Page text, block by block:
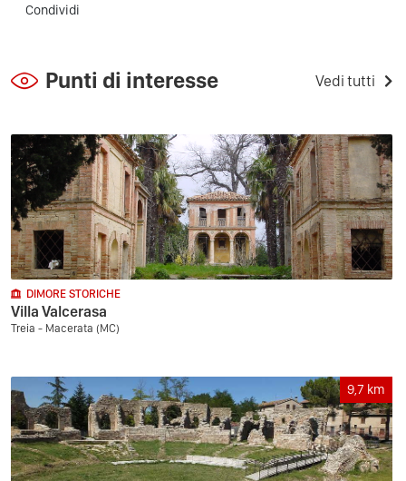
Condividi
Punti di interesse Vedi tutti
DIMORE STORICHE
Villa Valcerasa
Treia - Macerata (MC)
9,7 km